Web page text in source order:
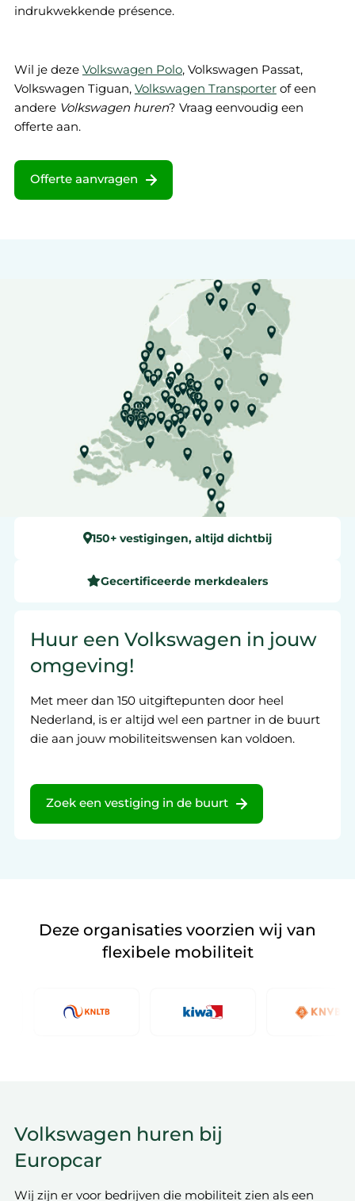
indrukwekkende présence.
Wil je deze Volkswagen Polo, Volkswagen Passat,
Volkswagen Tiguan, Volkswagen Transporterof een
andere Volkswagen huren? Vraag eenvoudig een
offerte aan.
Offerte aanvragen
150+ vestigingen, altijd dichtbij
Gecertificeerde merkdealers
Huur een Volkswagen in jouw
omgeving!
Met meer dan 150 uitgiftepunten door heel
Nederland, is er altijd wel een partner in de buurt
die aan jouw mobiliteitswensen kan voldoen.
Zoek een vestiging in de buurt
Deze organisaties voorzien wij van
flexibele mobiliteit
Volkswagen huren bij
Europcar
Wij zijn er voor bedrijven die mobiliteit zien als een